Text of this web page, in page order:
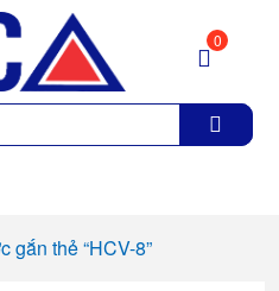
0
gắn thẻ “HCV-8”